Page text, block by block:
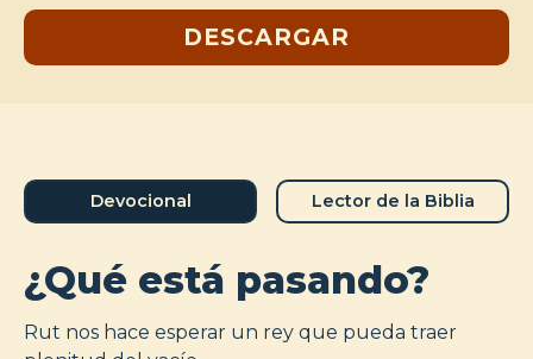
DESCARGAR
Devocional Lector de la Biblia
¿Qué está pasando?
Rut nos hace esperar un rey que pueda traer